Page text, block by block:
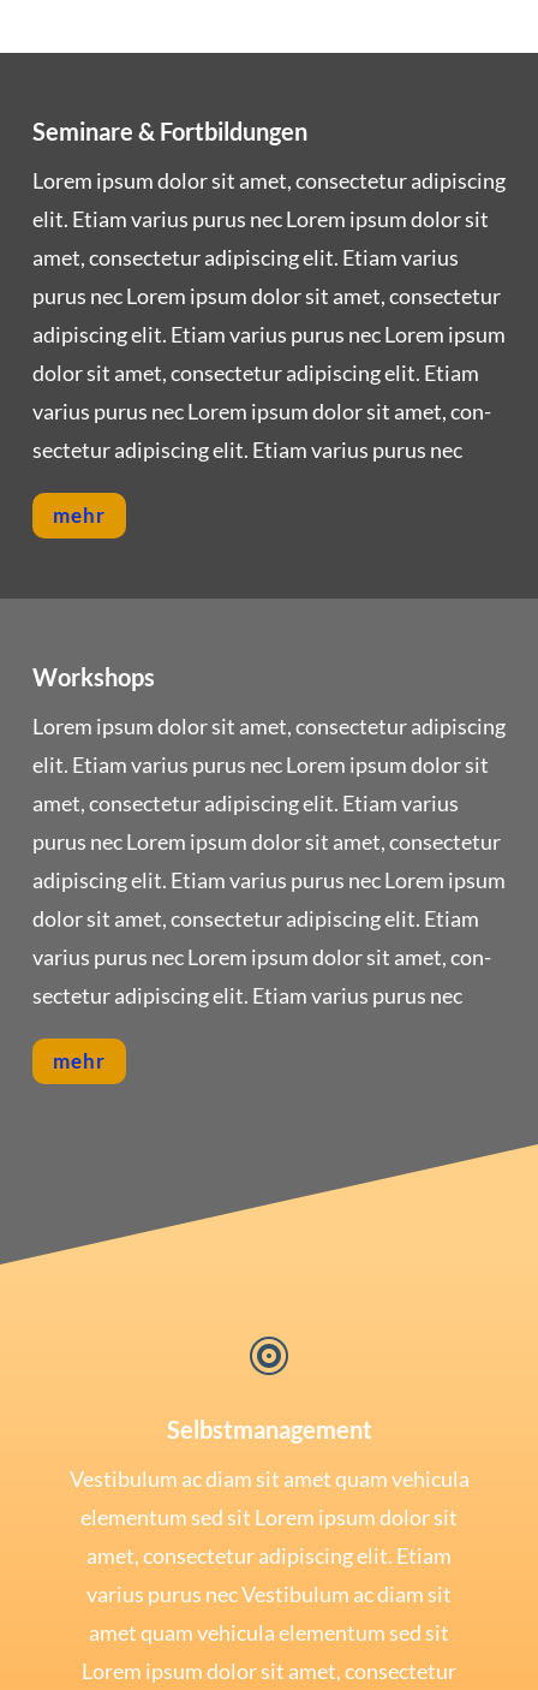
Seminare & Fortbildungen
Lorem ipsum dolor sit amet, con­sec­te­tur adi­pi­scing
elit. Eti­am vari­us purus nec Lorem ipsum dolor sit
amet, con­sec­te­tur adi­pi­scing elit. Eti­am vari­us
purus nec Lorem ipsum dolor sit amet, con­sec­te­tur
adi­pi­scing elit. Eti­am vari­us purus nec Lorem ipsum
dolor sit amet, con­sec­te­tur adi­pi­scing elit. Eti­am
vari­us purus nec Lorem ipsum dolor sit amet, con­
sec­te­tur adi­pi­scing elit. Eti­am vari­us purus nec
mehr
Workshops
Lorem ipsum dolor sit amet, con­sec­te­tur adi­pi­scing
elit. Eti­am vari­us purus nec Lorem ipsum dolor sit
amet, con­sec­te­tur adi­pi­scing elit. Eti­am vari­us
purus nec Lorem ipsum dolor sit amet, con­sec­te­tur
adi­pi­scing elit. Eti­am vari­us purus nec Lorem ipsum
dolor sit amet, con­sec­te­tur adi­pi­scing elit. Eti­am
vari­us purus nec Lorem ipsum dolor sit amet, con­
sec­te­tur adi­pi­scing elit. Eti­am vari­us purus nec
mehr

Selbstmanagement
Ves­ti­bu­lum ac diam sit amet quam vehi­cu­la
ele­mentum sed sit Lorem ipsum dolor sit
amet, con­sec­te­tur adi­pi­scing elit. Eti­am
vari­us purus nec Ves­ti­bu­lum ac diam sit
amet quam vehi­cu­la ele­mentum sed sit
Lorem ipsum dolor sit amet, con­sec­te­tur